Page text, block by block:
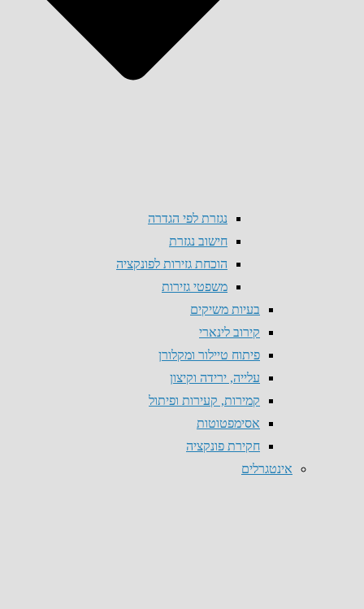
נגזרת לפי הגדרה
חישוב נגזרת
הוכחת גזירות לפונקציה
משפטי גזירות
בעיות משיקים
קירוב לינארי
פיתוח טיילור ומקלורן
עלייה, ירידה וקיצון
קמירות, קעירות ופיתול
אסימפטוטות
חקירת פונקציה
אינטגרלים